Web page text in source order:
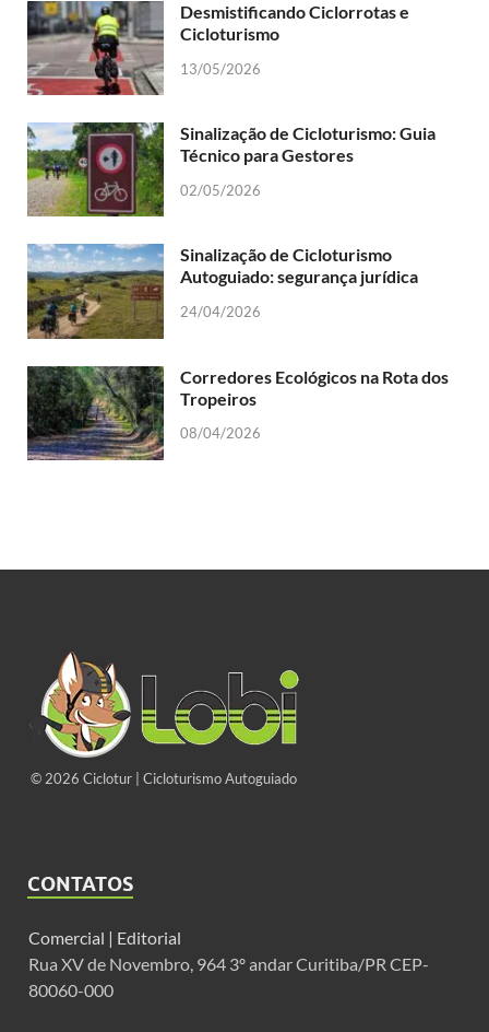
Desmistificando Ciclorrotas e
Cicloturismo
13/05/2026
Sinalização de Cicloturismo: Guia
Técnico para Gestores
02/05/2026
Sinalização de Cicloturismo
Autoguiado: segurança jurídica
24/04/2026
Corredores Ecológicos na Rota dos
Tropeiros
08/04/2026
© 2026 Ciclotur | Cicloturismo Autoguiado
CONTATOS
Comercial | Editorial
Rua XV de Novembro, 964 3º andar Curitiba/PR CEP-
80060-000